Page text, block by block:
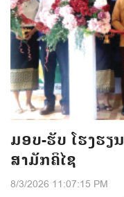
ມອບ-ຮັບ ໂຮງຮຽ
ສາມັກຄິໄຊ
8/3/2026 11:07:15 PM